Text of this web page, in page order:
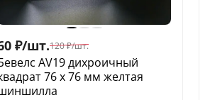
₽/шт.120 ₽/шт.
AV19 дихроичный
76 х 76 мм желтая